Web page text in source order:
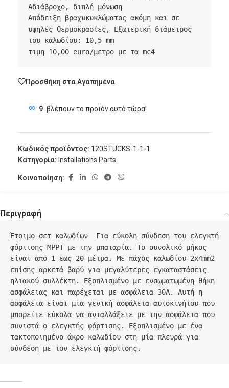
Αδιάβροχο, διπλή μόνωση
Απόδειξη βραχυκυκλώματος ακόμη και σε
υψηλές θερμοκρασίες, Εξωτερική διάμετρος
του καλωδίου: 10,5 mm
τιμη 10,00 euro/μετρο με τα mc4
Προσθήκη στα Αγαπημένα
9 βλέπουν το προϊόν αυτό τώρα!
Κωδικός προϊόντος: 120STUCKS-1-1-1
Κατηγορία: Installations Parts
Κοινοποίηση:
Περιγραφή
Έτοιμο σετ καλωδίων  Για εύκολη σύνδεση του ελεγκτή
φόρτισης MPPT με την μπαταρία. Το συνολικό μήκος
είναι απο 1 εως 20 μέτρα. Με πάχος καλωδίου 2x4mm2
επίσης αρκετά βαρύ για μεγαλύτερες εγκαταστάσεις
ηλιακού συλλέκτη. Εξοπλισμένο με ενσωματωμένη θήκη
ασφάλειας και παρέχεται με ασφάλεια 30A. Αυτή η
ασφάλεια είναι μια γενική ασφάλεια αυτοκινήτου που
μπορείτε εύκολα να ανταλλάξετε με την ασφάλεια που
συνιστά ο ελεγκτής φόρτισης. Εξοπλισμένο με ένα
τακτοποιημένο άκρο καλωδίου στη μία πλευρά για
σύνδεση με τον ελεγκτή φόρτισης.